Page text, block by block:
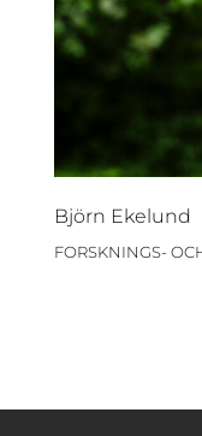
Björn Ekelund
FORSKNINGS-